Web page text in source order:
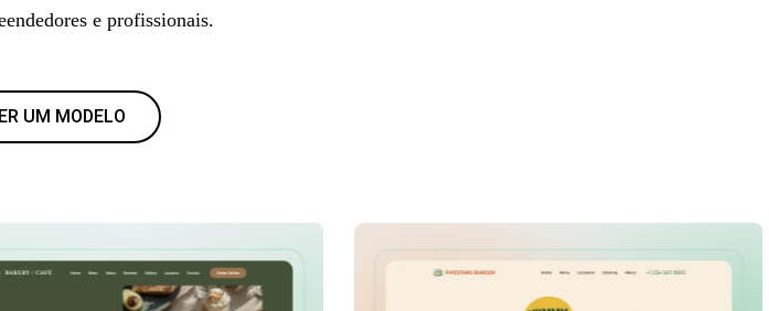
e profissionais.
UM MODELO